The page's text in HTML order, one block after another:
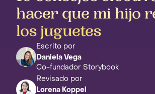
hacer que mi hijo
los juguetes
Escrito por
Daniela Vega
Co-fundador Storybook
Revisado por
Lorena Koppel